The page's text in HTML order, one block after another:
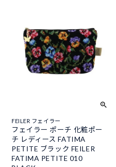
FEILER フェイラー
フェイラー ポーチ 化粧ポー
チ レディース FATIMA
PETITE ブラック FEILER
FATIMA PETITE 010